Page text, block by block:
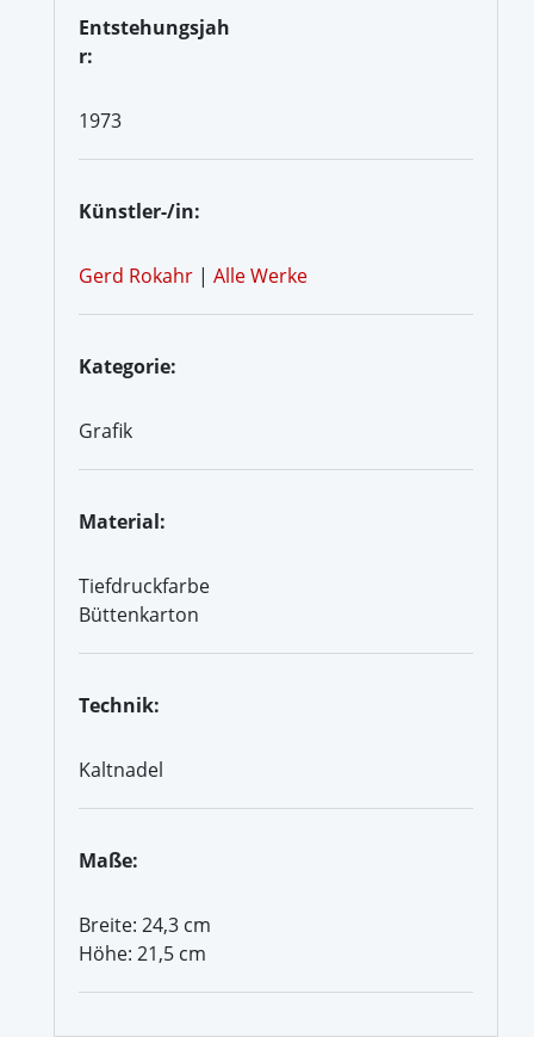
Entstehungsjah
r:
1973
Künstler-/in:
Gerd Rokahr | Alle Werke
Kategorie:
Grafik
Material:
Tiefdruckfarbe
Büttenkarton
Technik:
Kaltnadel
Maße:
Breite: 24,3 cm
Höhe: 21,5 cm